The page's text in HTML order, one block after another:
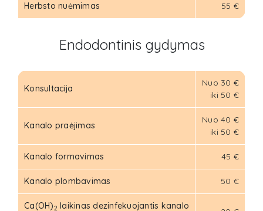
Herbsto nuėmimas 55 €
Endodontinis gydymas
Konsultacija
Nuo 30 €
iki 50 €
Kanalo praėjimas
Nuo 40 €
iki 50 €
Kanalo formavimas 45 €
Kanalo plombavimas 50 €
Ca(OH)2 laikinas dezinfekuojantis kanalo